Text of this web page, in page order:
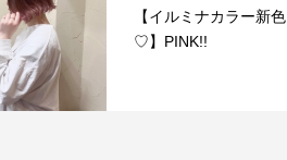
【イルミナカラー新色
♡】PINK!!